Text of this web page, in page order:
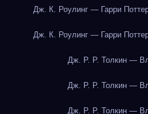
Дж. К. Роулинг — Гарри
Дж. К. Роулинг — Гарри
Дж. Р. Р. Толкин —
Дж. Р. Р. Толкин —
Дж. Р. Р. Толкин —